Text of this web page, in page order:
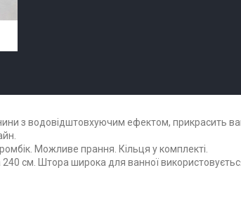
з водовідштовхуючим ефектом, прикрасить
Можливе прання. Кільця у комплекті.
см. Штора широка для ванної